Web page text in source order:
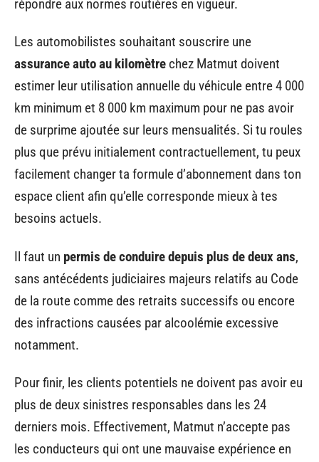
répondre aux normes routières en vigueur.
Les automobilistes souhaitant souscrire une
assurance auto au kilomètre chez Matmut doivent
estimer leur utilisation annuelle du véhicule entre 4 000
km minimum et 8 000 km maximum pour ne pas avoir
de surprime ajoutée sur leurs mensualités. Si tu roules
plus que prévu initialement contractuellement, tu peux
facilement changer ta formule d’abonnement dans ton
espace client afin qu’elle corresponde mieux à tes
besoins actuels.
Il faut un permis de conduire depuis plus de deux ans,
sans antécédents judiciaires majeurs relatifs au Code
de la route comme des retraits successifs ou encore
des infractions causées par alcoolémie excessive
notamment.
Pour finir, les clients potentiels ne doivent pas avoir eu
plus de deux sinistres responsables dans les 24
derniers mois. Effectivement, Matmut n’accepte pas
les conducteurs qui ont une mauvaise expérience en